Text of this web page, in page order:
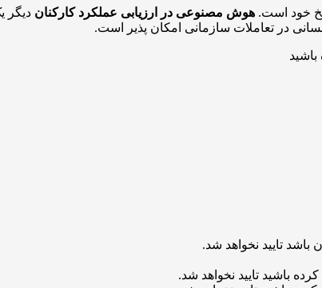
خود است. هوش مصنوعی در ارزیابی عملکرد کارکنان دیگر
در تعاملات سازمانی امکان پذیر است.
باشید
باشد تایید نخواهد شد.
باشید تایید نخواهد شد.